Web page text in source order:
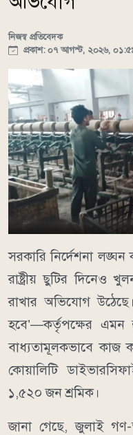
নিজস্ব প্রতিবেদক
প্রকাশ: ০৭ আগস্ট, ২০২৬,
সরকারি নির্দেশনা
রাষ্ট্রীয় ছুটির দিনেও
রাখার অভিযোগ
হবে’—কর্তৃপক্ষের
বাধ্যতামূলকভাবে কাজ
কোয়ালিটি
১,৫২০ জন শ্রমিক।
জানা গেছে, জুলাই গণ-